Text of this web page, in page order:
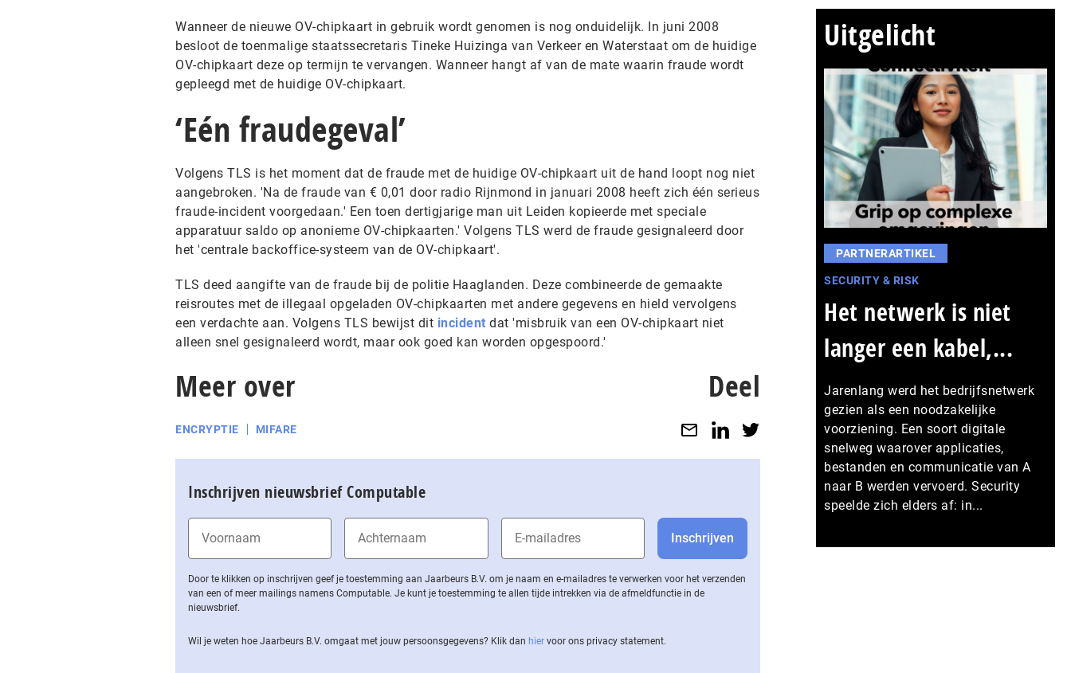
Wanneer de nieuwe OV-chipkaart in gebruik wordt genomen is nog onduidelijk. In juni 2008
besloot de toenmalige staatssecretaris Tineke Huizinga van Verkeer en Waterstaat om de huidige
OV-chipkaart deze op termijn te vervangen. Wanneer hangt af van de mate waarin fraude wordt
gepleegd met de huidige OV-chipkaart.
‘Eén fraudegeval’
Volgens TLS is het moment dat de fraude met de huidige OV-chipkaart uit de hand loopt nog niet
aangebroken. 'Na de fraude van € 0,01 door radio Rijnmond in januari 2008 heeft zich één serieus
fraude-incident voorgedaan.' Een toen dertigjarige man uit Leiden kopieerde met speciale
apparatuur saldo op anonieme OV-chipkaarten.' Volgens TLS werd de fraude gesignaleerd door
het 'centrale backoffice-systeem van de OV-chipkaart'.
TLS deed aangifte van de fraude bij de politie Haaglanden. Deze combineerde de gemaakte
reisroutes met de illegaal opgeladen OV-chipkaarten met andere gegevens en hield vervolgens
een verdachte aan. Volgens TLS bewijst dit incident dat 'misbruik van een OV-chipkaart niet
alleen snel gesignaleerd wordt, maar ook goed kan worden opgespoord.'
Meer over
ENCRYPTIE MIFARE
Deel
Inschrijven nieuwsbrief Computable
Door te klikken op inschrijven geef je toestemming aan Jaarbeurs B.V. om je naam en e-mailadres te verwerken voor het verzenden
van een of meer mailings namens Computable. Je kunt je toestemming te allen tijde intrekken via de af­meld­func­tie in de
nieuwsbrief.
Wil je weten hoe Jaarbeurs B.V. omgaat met jouw per­soons­ge­ge­vens? Klik dan hier voor ons privacy statement.
Uitgelicht
PARTNERARTIKEL
SECURITY & RISK
Het netwerk is niet
langer een kabel,...
Jarenlang werd het bedrijfsnetwerk
gezien als een noodzakelijke
voorziening. Een soort digitale
snelweg waarover applicaties,
bestanden en communicatie van A
naar B werden vervoerd. Security
speelde zich elders af: in...